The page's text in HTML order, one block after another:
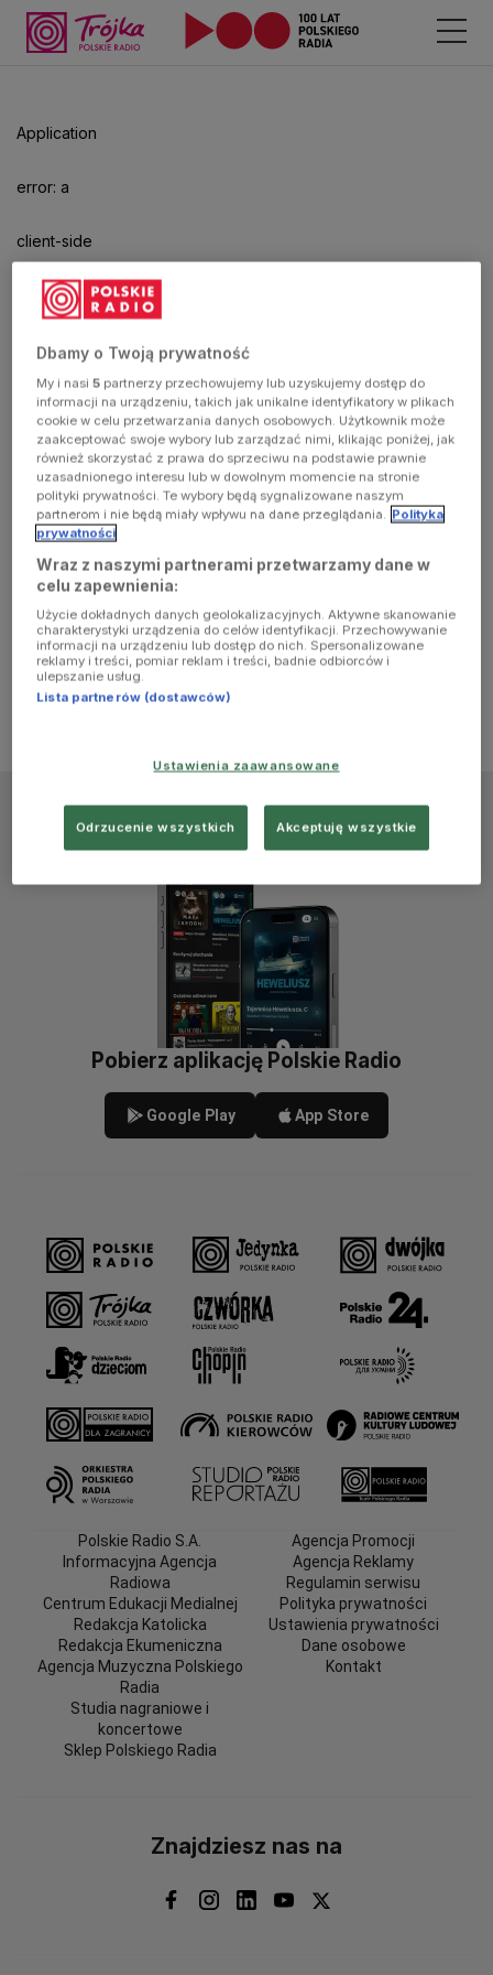
Application
error: a
client-side
exception
has
occurred
(see the
browser
console for
more
information)
Pobierz aplikację Polskie Radio
Google Play App Store
Polskie Radio S.A.
Informacyjna Agencja
Radiowa
Centrum Edukacji Medialnej
Redakcja Katolicka
Redakcja Ekumeniczna
Agencja Muzyczna Polskiego
Radia
Studia nagraniowe i
koncertowe
Sklep Polskiego Radia
Agencja Promocji
Agencja Reklamy
Regulamin serwisu
Polityka prywatności
Ustawienia prywatności
Dane osobowe
Kontakt
Znajdziesz nas na
Dbamy o Twoją prywatność
My i nasi5 partnerzy przechowujemy lub uzyskujemy dostęp do
informacji na urządzeniu, takich jak unikalne identyfikatory w plikach
cookie w celu przetwarzania danych osobowych. Użytkownik może
zaakceptować swoje wybory lub zarządzać nimi, klikając poniżej, jak
również skorzystać z prawa do sprzeciwu na podstawie prawnie
uzasadnionego interesu lub w dowolnym momencie na stronie
polityki prywatności. Te wybory będą sygnalizowane naszym
partnerom i nie będą miały wpływu na dane przeglądania. Polityka
prywatności
Wraz z naszymi partnerami przetwarzamy dane w
celu zapewnienia:
Użycie dokładnych danych geolokalizacyjnych. Aktywne skanowanie
charakterystyki urządzenia do celów identyfikacji. Przechowywanie
informacji na urządzeniu lub dostęp do nich. Spersonalizowane
reklamy i treści, pomiar reklam i treści, badnie odbiorców i
ulepszanie usług.
Lista partnerów (dostawców)
Ustawienia zaawansowane
Odrzucenie wszystkich Akceptuję wszystkie